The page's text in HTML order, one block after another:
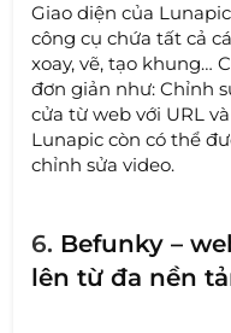
Giao diện của
công cụ chứa tất cả
xoay, vẽ, tạo khung…
đơn giản như: Chỉnh
cửa từ web với URL
Lunapic còn có thể
chỉnh sửa video.
6. Befunky –
lên từ đa nền